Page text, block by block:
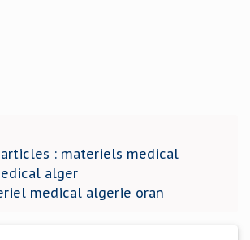
: materiels medical
alger
medical algerie oran